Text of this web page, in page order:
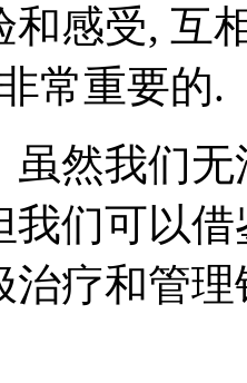
和感受, 互
常重要的.
虽然我们
我们可以
治疗和管